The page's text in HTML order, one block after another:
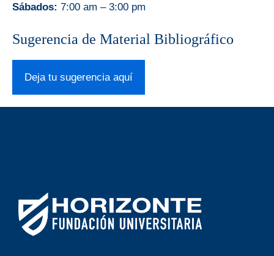
Sábados: 7:00 am – 3:00 pm
Sugerencia de Material Bibliográfico
Deja tu sugerencia aquí